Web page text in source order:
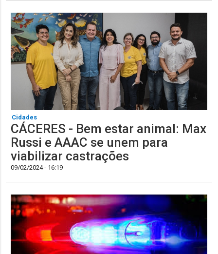
Cidades
CÁCERES - Bem estar animal: Max
Russi e AAAC se unem para
viabilizar castrações
09/02/2024 - 16:19